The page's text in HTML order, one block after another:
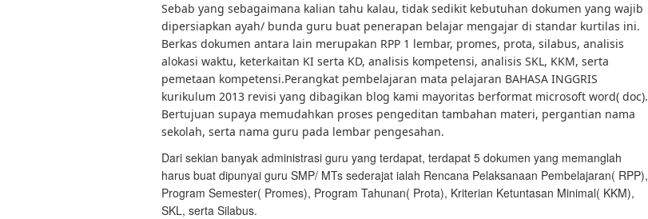
Sebab yang sebagaimana kalian tahu kalau, tidak sedikit kebutuhan dokumen yang wajib
dipersiapkan ayah/ bunda guru buat penerapan belajar mengajar di standar kurtilas ini.
Berkas dokumen antara lain merupakan RPP 1 lembar, promes, prota, silabus, analisis
alokasi waktu, keterkaitan KI serta KD, analisis kompetensi, analisis SKL, KKM, serta
pemetaan kompetensi.Perangkat pembelajaran mata pelajaran BAHASA INGGRIS
kurikulum 2013 revisi yang dibagikan blog kami mayoritas berformat microsoft word( doc).
Bertujuan supaya memudahkan proses pengeditan tambahan materi, pergantian nama
sekolah, serta nama guru pada lembar pengesahan.
Dari sekian banyak administrasi guru yang terdapat, terdapat 5 dokumen yang memanglah
harus buat dipunyai guru SMP/ MTs sederajat ialah Rencana Pelaksanaan Pembelajaran( RPP),
Program Semester( Promes), Program Tahunan( Prota), Kriterian Ketuntasan Minimal( KKM),
SKL, serta Silabus.